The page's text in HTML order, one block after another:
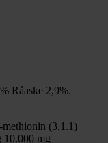
Råaske 2,9%.
(3.1.1)
10.000 mg